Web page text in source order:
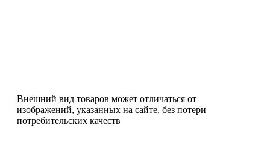
Внешний вид товаров может отличаться от
изображений, указанных на сайте, без потери
потребительских качеств